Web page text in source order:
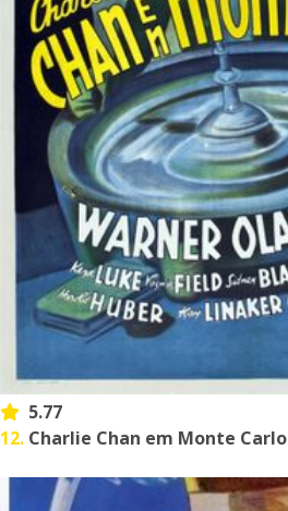
5.77
12. Charlie Chan em Monte Carlo